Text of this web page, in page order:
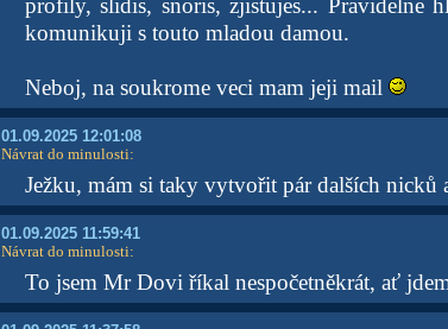
profily, slidis, snoris, zjistujes... Pravidelne
komunikuji s touto mladou damou.
Neboj, na soukrome veci mam jeji mail
01.09.2025 12:01:08
Návrat do minulosti:
Ježku, mám si taky vytvořit pár dalších nicků
01.09.2025 11:59:41
Návrat do minulosti:
To jsem Mr Dovi říkal nespočetněkrát, ať